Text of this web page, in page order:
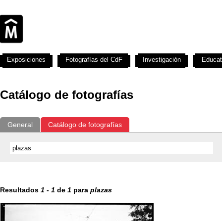
Catálogo de fotografías
General Catálogo de fotografías
Resultados 1 - 1 de 1 para plazas
Exposiciones Fotografías del CdF Investigación